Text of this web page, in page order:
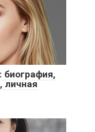
биография,
личная